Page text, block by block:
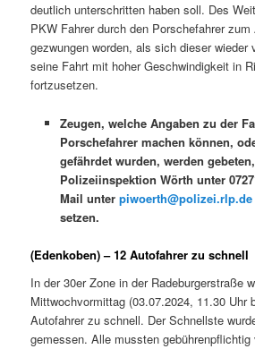
deutlich unterschritten haben soll. Des
PKW Fahrer durch den Porschefahrer zum
gezwungen worden, als sich dieser wieder
seine Fahrt mit hoher Geschwindigkeit in
fortzusetzen.
Zeugen, welche Angaben zu der
Porschefahrer machen können,
gefährdet wurden, werden
Polizeiinspektion Wörth unter
Mail unter piwoerth@polizei.rlp.de
setzen.
(Edenkoben) – 12 Autofahrer zu schnell
In der 30er Zone in der Radeburgerstraße
Mittwochvormittag (03.07.2024, 11.30 Uhr
Autofahrer zu schnell. Der Schnellste
gemessen. Alle mussten gebührenpflichtig